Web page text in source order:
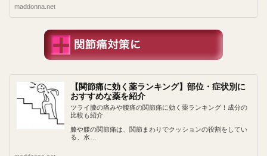
maddonna.net
【関節痛に効く薬ランキング】部位・症状別に
おすすめな薬を紹介
ツライ膝の痛みや腰痛の関節痛に効く薬ランキング！成分の
比較も紹介
膝や腰の関節痛は、関節まわりでクッションの役割をしてい
る、水…